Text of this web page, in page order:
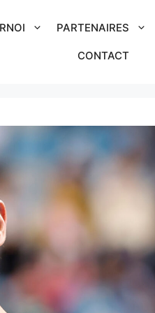
PARTENAIRES
CONTACT